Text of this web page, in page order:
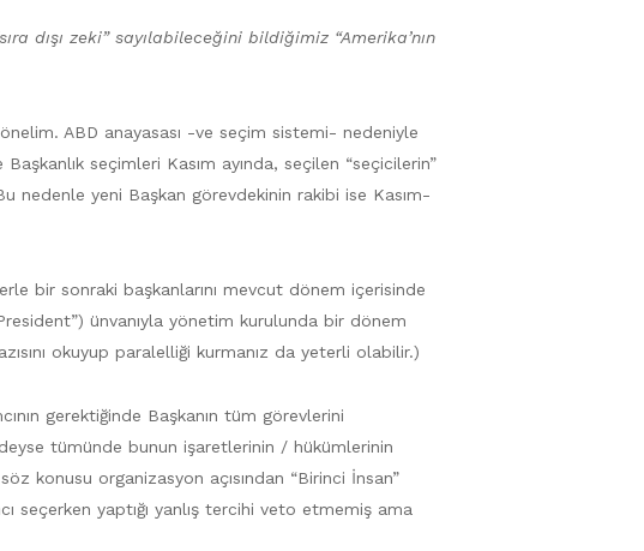
dışı zeki” sayılabileceğini bildiğimiz “Amerika’nın
ABD anayasası -ve seçim sistemi- nedeniyle
seçimleri Kasım ayında, seçilen “seçicilerin”
nedenle yeni Başkan görevdekinin rakibi ise Kasım-
bir sonraki başkanlarını mevcut dönem içerisinde
ünvanıyla yönetim kurulunda bir dönem
okuyup paralelliği kurmanız da yeterli olabilir.)
gerektiğinde Başkanın tüm görevlerini
tümünde bunun işaretlerinin / hükümlerinin
konusu organizasyon açısından “Birinci İnsan”
seçerken yaptığı yanlış tercihi veto etmemiş ama